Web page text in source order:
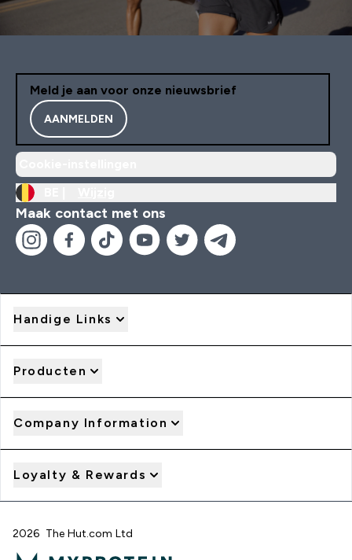
Meld je aan voor onze nieuwsbrief
AANMELDEN
Maak contact met ons
Handige Links
Producten
Company Information
Loyalty & Rewards
2026 The Hut.com Ltd